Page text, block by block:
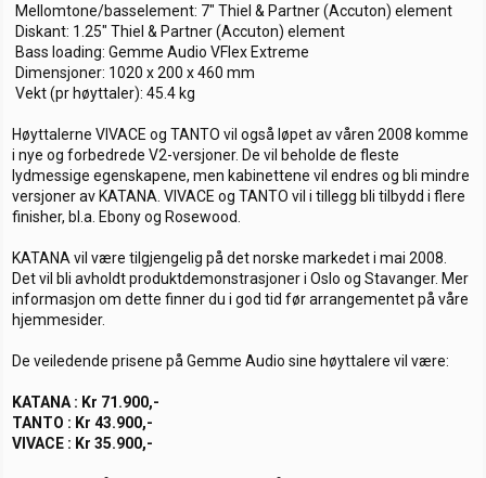
 Mellomtone/basselement: 7" Thiel & Partner (Accuton) element
 Diskant: 1.25" Thiel & Partner (Accuton) element
 Bass loading: Gemme Audio VFlex Extreme
 Dimensjoner: 1020 x 200 x 460 mm
 Vekt (pr høyttaler): 45.4 kg
Høyttalerne VIVACE og TANTO vil også løpet av våren 2008 komme
i nye og forbedrede V2-versjoner. De vil beholde de fleste
lydmessige egenskapene, men kabinettene vil endres og bli mindre
versjoner av KATANA. VIVACE og TANTO vil i tillegg bli tilbydd i flere
finisher, bl.a. Ebony og Rosewood.
KATANA vil være tilgjengelig på det norske markedet i mai 2008.
Det vil bli avholdt produktdemonstrasjoner i Oslo og Stavanger. Mer
informasjon om dette finner du i god tid før arrangementet på våre
hjemmesider.
De veiledende prisene på Gemme Audio sine høyttalere vil være:
KATANA : Kr 71.900,-
TANTO : Kr 43.900,-
VIVACE : Kr 35.900,-